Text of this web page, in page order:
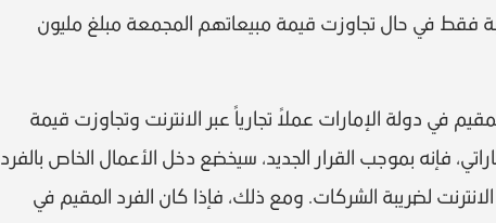
فقط في حال تجاوزت قيمة مبيعاتهم المجمعة مبلغ مليون
في دولة الإمارات عملاً تجارياً عبر الانترنت وتجاوزت قيمة
فإنه بموجب القرار الجديد، سيخضع دخل الأعمال الخاص بالفرد
لضريبة الشركات. ومع ذلك، فإذا كان الفرد المقيم في